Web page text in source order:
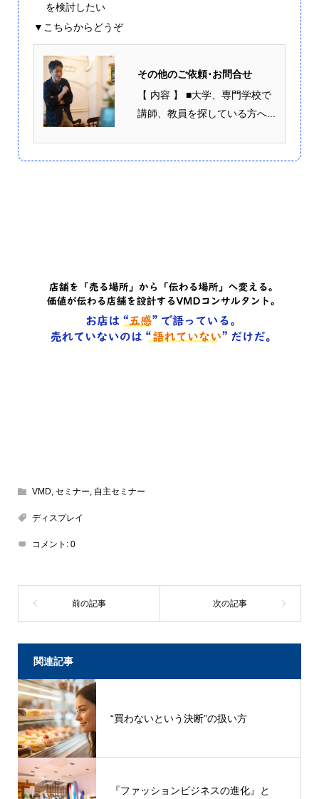
を検討したい
▼こちらからどうぞ
その他のご依頼･お問合せ
【 内容 】 ■大学、専門学校で
講師、教員を探している方へ...
VMD セミナー 自主セミナー
ディスプレイ
コメント: 0
関連記事
“買わないという決断”の扱い方
『ファッションビジネスの進化』と